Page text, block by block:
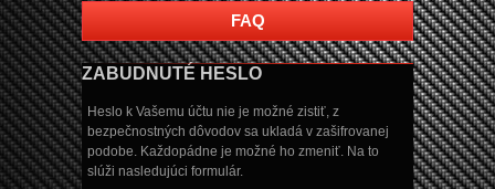
FAQ
ZABUDNUTÉ HESLO
Heslo k Vašemu účtu nie je možné zistiť, z
bezpečnostných dôvodov sa ukladá v zašifrovanej
podobe. Každopádne je možné ho zmeniť. Na to
slúži nasledujúci formulár.